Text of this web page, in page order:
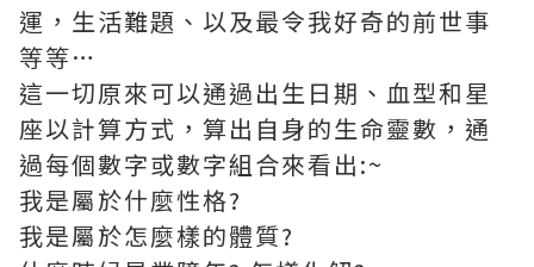
運，生活難題、以及最令我好奇的前世事
等等…
這一切原來可以通過出生日期、血型和星
座以計算方式，算出自身的生命靈數，通
過每個數字或數字組合來看出:~
我是屬於什麼性格?
我是屬於怎麼樣的體質?